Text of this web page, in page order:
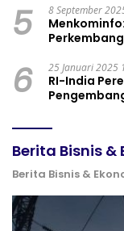
5 8 September
6 25 Januari 2025
RI-India
Berita Bisnis &
Berita Bisnis &